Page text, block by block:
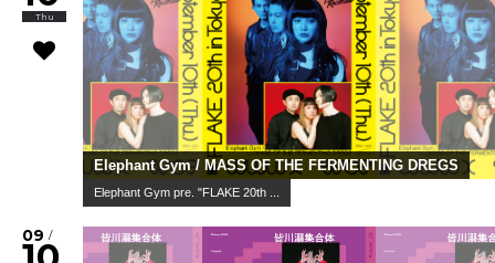
Thu
Elephant Gym / MASS OF THE FERMENTING DREGS
Elephant Gym pre. "FLAKE 20th ...
09 /